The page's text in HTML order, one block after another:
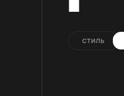
СТИЛЬ